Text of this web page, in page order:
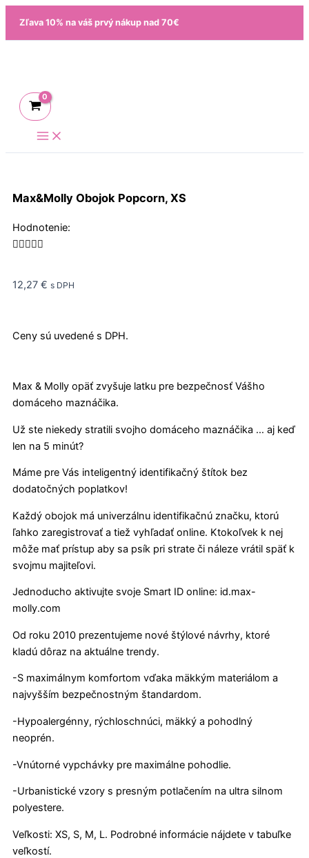
Preskočiť
obsah
Zľava 10% na váš prvý nákup nad 70€
Max&Molly Obojok Popcorn, XS
Hodnotenie:

Rated
12,27 € s DPH
Ceny sú uvedené s DPH.
Max & Molly opäť zvyšuje latku pre bezpečnosť Vášho
domáceho maznáčika.
Už ste niekedy stratili svojho domáceho maznáčika … aj keď
len na 5 minút?
Máme pre Vás inteligentný identifikačný štítok bez
dodatočných poplatkov!
Každý obojok má univerzálnu identifikačnú značku, ktorú
ľahko zaregistrovať a tiež vyhľadať online. Ktokoľvek k nej
môže mať prístup aby sa psík pri strate či náleze vrátil späť k
svojmu majiteľovi.
Jednoducho aktivujte svoje Smart ID online: id.max-
molly.com
Od roku 2010 prezentujeme nové štýlové návrhy, ktoré
kladú dôraz na aktuálne trendy.
-S maximálnym komfortom vďaka mäkkým materiálom a
najvyšším bezpečnostným štandardom.
-Hypoalergénny, rýchloschnúci, mäkký a pohodlný
neoprén.
-Vnútorné vypchávky pre maximálne pohodlie.
-Urbanistické vzory s presným potlačením na ultra silnom
polyestere.
Veľkosti: XS, S, M, L. Podrobné informácie nájdete v tabuľke
veľkostí.